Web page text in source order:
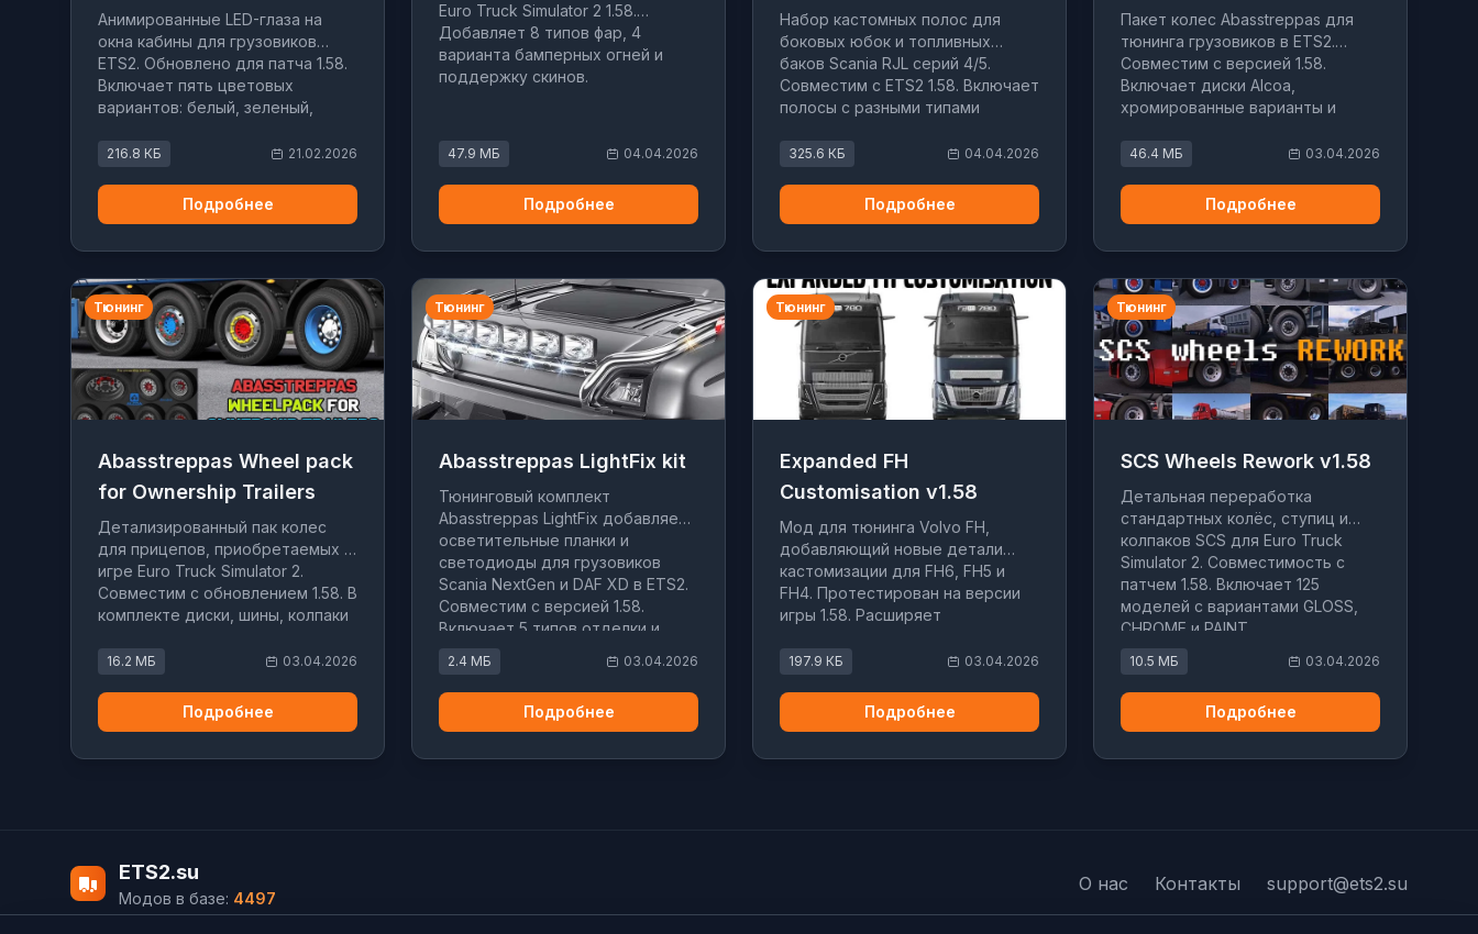
Анимированные LED-глаза на
окна кабины для грузовиков
ETS2. Обновлено для патча 1.58.
Включает пять цветовых
вариантов: белый, зеленый,
216.8 КБ 21.02.2026
Подробнее
Euro Truck Simulator 2 1.58.
Добавляет 8 типов фар, 4
варианта бамперных огней и
поддержку скинов.
47.9 МБ 04.04.2026
Подробнее
Набор кастомных полос для
боковых юбок и топливных
баков Scania RJL серий 4/5.
Совместим с ETS2 1.58. Включает
полосы с разными типами
325.6 КБ 04.04.2026
Подробнее
Пакет колес Abasstreppas для
тюнинга грузовиков в ETS2.
Совместим с версией 1.58.
Включает диски Alcoa,
хромированные варианты и
46.4 МБ 03.04.2026
Подробнее
Тюнинг
Abasstreppas Wheel pack
for Ownership Trailers
Детализированный пак колес
для прицепов, приобретаемых в
игре Euro Truck Simulator 2.
Совместим с обновлением 1.58. В
комплекте диски, шины, колпаки
16.2 МБ 03.04.2026
Подробнее
Тюнинг
Abasstreppas LightFix kit
Тюнинговый комплект
Abasstreppas LightFix добавляет
осветительные планки и
светодиоды для грузовиков
Scania NextGen и DAF XD в ETS2.
Совместим с версией 1.58.
Включает 5 типов отделки и
различные световые элементы.
2.4 МБ 03.04.2026
Подробнее
Тюнинг
Expanded FH
Customisation v1.58
Мод для тюнинга Volvo FH,
добавляющий новые детали
кастомизации для FH6, FH5 и
FH4. Протестирован на версии
игры 1.58. Расширяет
настройки грузовиков.
197.9 КБ 03.04.2026
Подробнее
Тюнинг
SCS Wheels Rework v1.58
Детальная переработка
стандартных колёс, ступиц и
колпаков SCS для Euro Truck
Simulator 2. Совместимость с
патчем 1.58. Включает 125
моделей с вариантами GLOSS,
CHROME и PAINT.
10.5 МБ 03.04.2026
Подробнее
ETS2.su
Модов в базе: 4497
О нас Контакты support@ets2.su